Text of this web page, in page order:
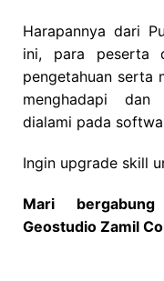
Harapannya dari
ini, para
pengetahuan serta
menghadapi dan
dialami pada
Ingin upgrade
Mari
Geostudio Zamil